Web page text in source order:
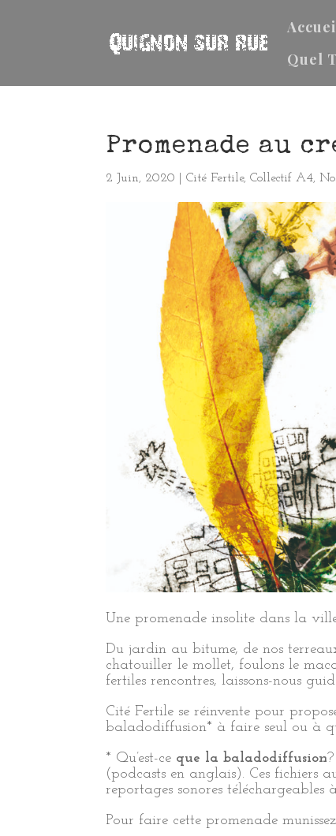
Quel
Promenade au
2 Juin, 2020 |Cité Fertile,Collectif A4,
Une promenade insolite dans la
Du jardin au bitume, de nos
chatouiller le mollet, foulons le
fertiles rencontres, laissons-nous
Cité Fertile se réinvente pour
baladodiffusion* à faire seul ou à
* Qu’est-ce que la baladodiffusion
(podcasts en anglais). Ces fichiers
reportages sonores téléchargeables
Pour faire cette promenade